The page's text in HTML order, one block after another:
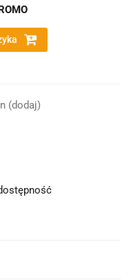
(dodaj)